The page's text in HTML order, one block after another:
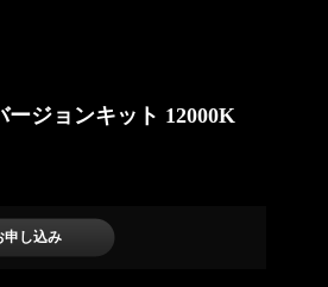
ジョンキット 12000K
申し込み